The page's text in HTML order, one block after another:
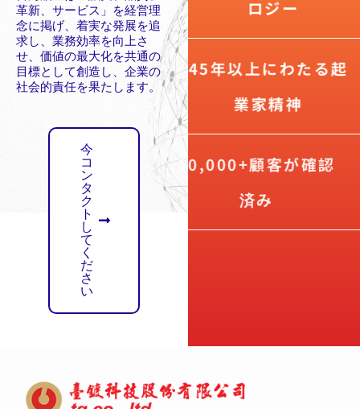
ロジー
45年以上にわたる起
業家精神
10,000+顧客が確認
済み
革新、サービス」を経営理
念に掲げ、着実な発展を追
求し、業務効率を向上さ
せ、価値の最大化を共通の
目標として創造し、企業の
社会的責任を果たします。
今
コ
ン
タ
ク
ト
し
て
く
だ
さ
い